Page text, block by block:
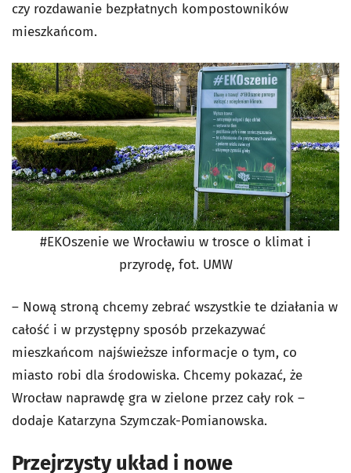
czy rozdawanie bezpłatnych kompostowników
mieszkańcom.
#EKOszenie we Wrocławiu w trosce o klimat i
przyrodę, fot. UMW
– Nową stroną chcemy zebrać wszystkie te działania w
całość i w przystępny sposób przekazywać
mieszkańcom najświeższe informacje o tym, co
miasto robi dla środowiska. Chcemy pokazać, że
Wrocław naprawdę gra w zielone przez cały rok –
dodaje Katarzyna Szymczak-Pomianowska.
Przejrzysty układ i nowe